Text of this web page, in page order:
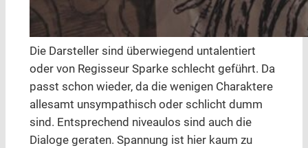
Die Darsteller sind überwiegend untalentiert
oder von Regisseur Sparke schlecht geführt. Da
passt schon wieder, da die wenigen Charaktere
allesamt unsympathisch oder schlicht dumm
sind. Entsprechend niveaulos sind auch die
Dialoge geraten. Spannung ist hier kaum zu